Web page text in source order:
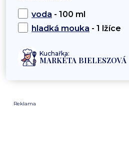
voda - 100 ml
hladká mouka - 1 lžíce
Kuchařka:
MARKÉTA BIELESZOVÁ
Reklama